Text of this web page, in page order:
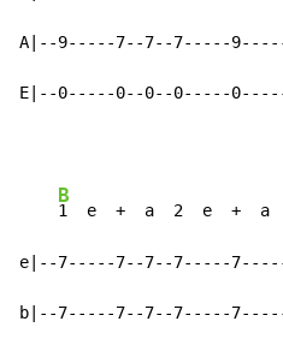
A|--9-----7--7--7-----
E|--0-----0--0--0-----
B
1  e  +  a  2  e  +
e|--7-----7--7--7-----
b|--7-----7--7--7-----